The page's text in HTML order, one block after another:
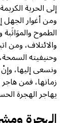
إلى الحرية
ومن أغوار الجهل
الطموح
والائتلاف، ومن
وحنيفيته
ونسعى إليها،
زمانها، فمن
يهاجر الهجرة
الهجرة